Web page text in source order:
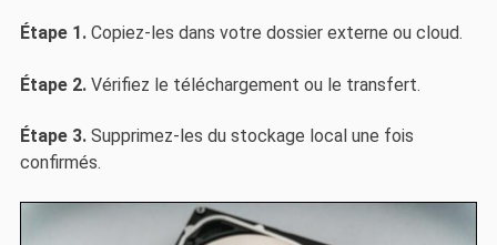
Étape 1.Copiez-les dans votre dossier externe ou cloud.
Étape 2.Vérifiez le téléchargement ou le transfert.
Étape 3.Supprimez-les du stockage local une fois
confirmés.